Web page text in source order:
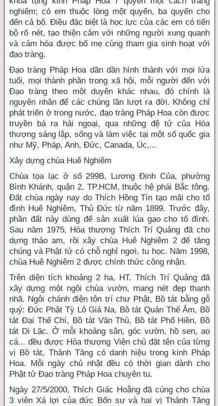
nghiêm; có em thuộc lòng một quyển, ba quyển cho
đến cả bộ. Điều đặc biệt là học lực của các em có tiến
bộ rõ nét, tạo thiện cảm với những người xung quanh
và cảm hóa được bố mẹ cùng tham gia sinh hoạt với
đạo tràng.
Đạo tràng Pháp Hoa dần dần hình thành với mọi lứa
tuổi, mọi thành phần trong xã hội, mỗi người đến với
Đạo tràng theo một duyên khác nhau, đó chính là
nguyên nhân để các chúng lần lượt ra đời. Không chỉ
phát triển ở trong nước, đạo tràng Pháp Hoa còn được
truyền bá ra hải ngoại, qua những đệ tử của Hòa
thượng sáng lập, sống và làm việc tại một số quốc gia
như Mỹ, Pháp, Anh, Đức, Canada, Úc,...
Xây dựng chùa Huê Nghiêm
Chùa tọa lạc ở số 299B, Lương Định Của, phường
Bình Khánh, quận 2, TP.HCM, thuộc hệ phái Bắc tông.
Đất chùa ngày nay do Thích Hồng Tín tạo mãi cho tổ
đình Huê Nghiêm, Thủ Đức từ năm 1899. Trước đây,
phần đất này dùng để sản xuất lúa gạo cho tổ đình.
Sau năm 1975, Hòa thượng Thích Trí Quảng đã cho
dựng thảo am, rồi xây chùa Huê Nghiêm 2 để tăng
chúng và Phật tử có chỗ nghỉ ngơi, tu học. Năm 1998,
chùa Huê Nghiêm 2 được chính thức công nhận.
Trên diện tích khoảng 2 ha, HT. Thích Trí Quảng đã
xây dựng một ngôi chùa vườn, mang nét đẹp thanh
nhã. Ngôi chánh điện tôn trí chư Phật, Bồ tát bằng gỗ
quý: Đức Phật Tỳ Lô Giá Na, Bồ tát Quán Thế Âm, Bồ
tát Đại Thế Chí, Bồ tát Văn Thù, Bồ tát Phổ Hiền, Bồ
tát Di Lặc. Ở mỗi khoảng sân, góc vườn, hồ sen, ao
cá... đều được Hòa thượng Viện chủ đặt tên của từng
vị Bồ tát, Thánh Tăng có danh hiệu trong kinh Pháp
Hoa. Mỗi ngày chủ nhật đều có thời gian dành cho
Phật tử Đạo tràng Pháp Hoa chuyên tu.
Ngày 27/5/2000, Thích Giác Hoằng đã cúng cho chùa
3 viên Xá lợi của đức Bổn sư và hai vị Thánh Tăng